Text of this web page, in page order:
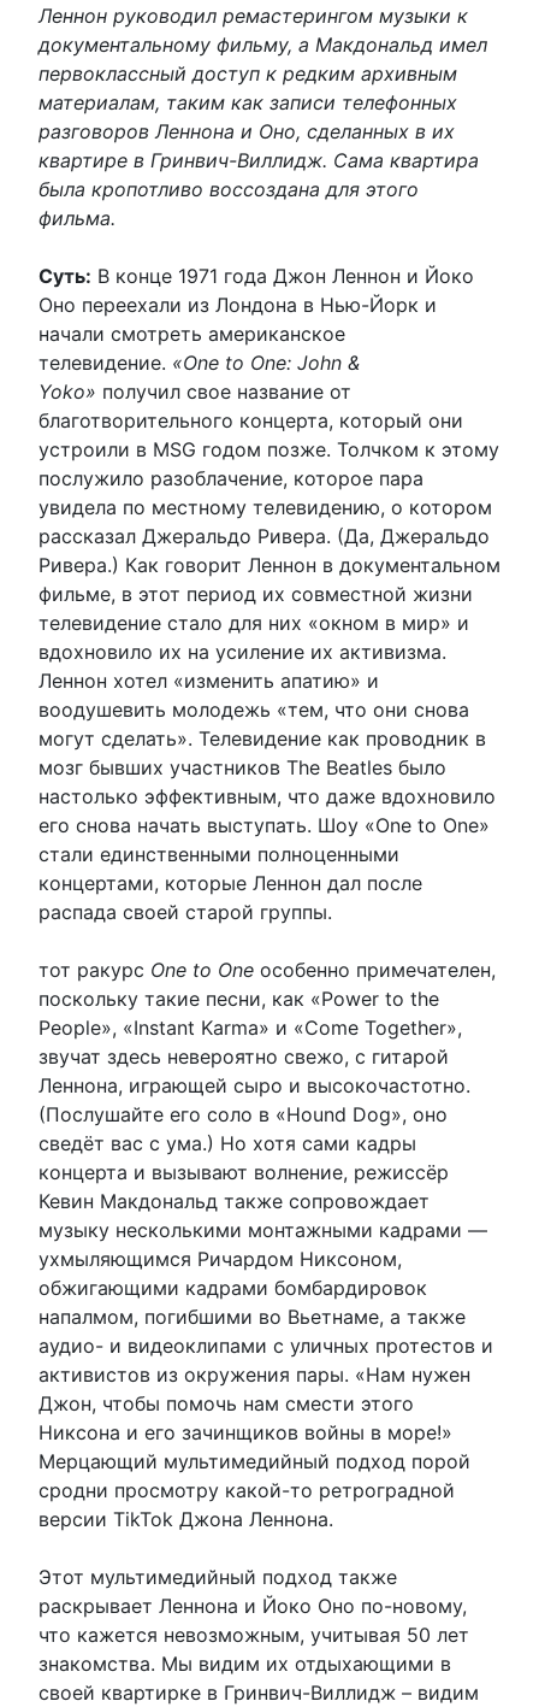
Леннон руководил ремастерингом музыки к
документальному фильму, а Макдональд имел
первоклассный доступ к редким архивным
материалам, таким как записи телефонных
разговоров Леннона и Оно, сделанных в их
квартире в Гринвич-Виллидж. Сама квартира
была кропотливо воссоздана для этого
фильма.
Суть: В конце 1971 года Джон Леннон и Йоко
Оно переехали из Лондона в Нью-Йорк и
начали смотреть американское
телевидение. «One to One: John &
Yoko» получил свое название от
благотворительного концерта, который они
устроили в MSG годом позже. Толчком к этому
послужило разоблачение, которое пара
увидела по местному телевидению, о котором
рассказал Джеральдо Ривера. (Да, Джеральдо
Ривера.) Как говорит Леннон в документальном
фильме, в этот период их совместной жизни
телевидение стало для них «окном в мир» и
вдохновило их на усиление их активизма.
Леннон хотел «изменить апатию» и
воодушевить молодежь «тем, что они снова
могут сделать». Телевидение как проводник в
мозг бывших участников The Beatles было
настолько эффективным, что даже вдохновило
его снова начать выступать. Шоу «One to One»
стали единственными полноценными
концертами, которые Леннон дал после
распада своей старой группы.
тот ракурс One to One особенно примечателен,
поскольку такие песни, как «Power to the
People», «Instant Karma» и «Come Together»,
звучат здесь невероятно свежо, с гитарой
Леннона, играющей сыро и высокочастотно.
(Послушайте его соло в «Hound Dog», оно
сведёт вас с ума.) Но хотя сами кадры
концерта и вызывают волнение, режиссёр
Кевин Макдональд также сопровождает
музыку несколькими монтажными кадрами —
ухмыляющимся Ричардом Никсоном,
обжигающими кадрами бомбардировок
напалмом, погибшими во Вьетнаме, а также
аудио- и видеоклипами с уличных протестов и
активистов из окружения пары. «Нам нужен
Джон, чтобы помочь нам смести этого
Никсона и его зачинщиков войны в море!»
Мерцающий мультимедийный подход порой
сродни просмотру какой-то ретроградной
версии TikTok Джона Леннона.
Этот мультимедийный подход также
раскрывает Леннона и Йоко Оно по-новому,
что кажется невозможным, учитывая 50 лет
знакомства. Мы видим их отдыхающими в
своей квартирке в Гринвич-Виллидж – видим